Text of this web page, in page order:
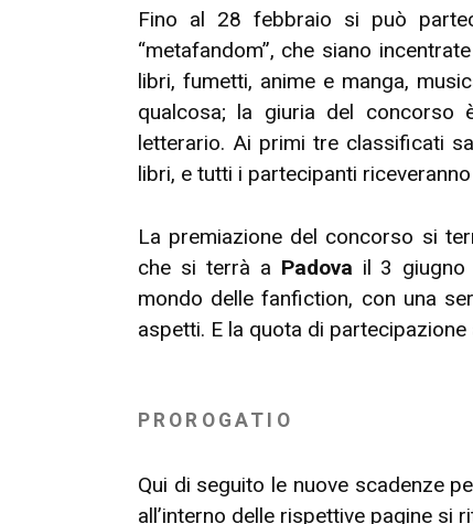
Fino al 28 febbraio si può
“metafandom”, che siano
libri, fumetti, anime e manga,
qualcosa; la giuria del concorso
letterario. Ai primi tre classificati
libri, e tutti i partecipanti
La premiazione del concorso si
che si terrà a Padova il 3 giugno
mondo delle fanfiction, con una
aspetti. E la quota di
PROROGATIO
Qui di seguito le nuove scadenze
all’interno delle rispettive pagine si